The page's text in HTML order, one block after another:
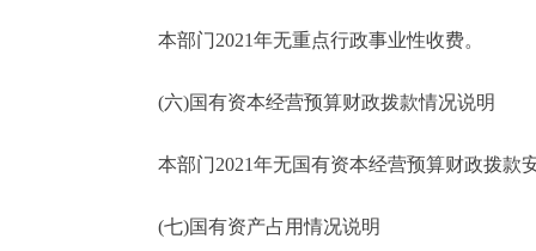
本部门2021年无重点行政事业性收费。
(六)国有资本经营预算财政拨款情况说明
本部门2021年无国有资本经营预算财政拨款
(七)国有资产占用情况说明